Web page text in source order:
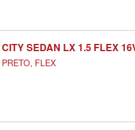
CITY SEDAN LX 1.5 FLEX
PRETO, FLEX